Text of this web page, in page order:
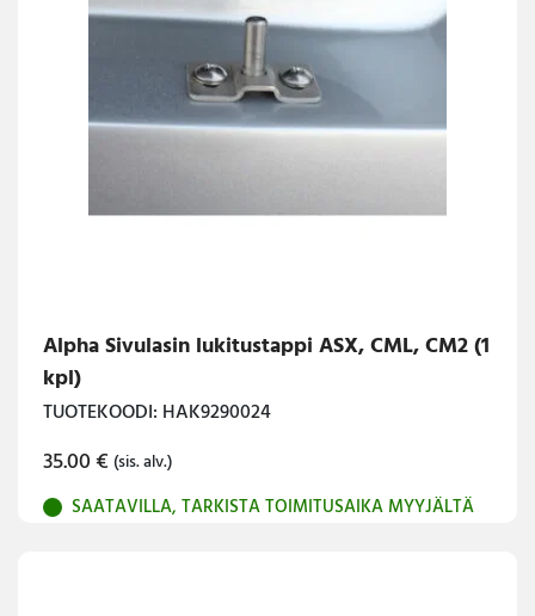
Alpha Sivulasin lukitustappi ASX, CML, CM2 (1
kpl)
TUOTEKOODI: HAK9290024
35.00€ (sis. alv.)
SAATAVILLA, TARKISTA TOIMITUSAIKA MYYJÄLTÄ